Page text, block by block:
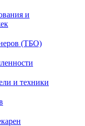
и
(ТБО)
и техники